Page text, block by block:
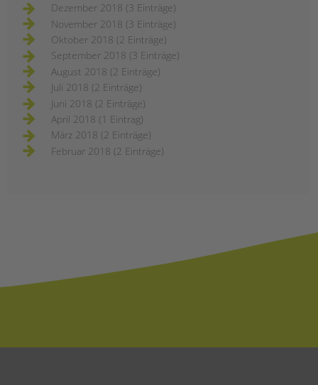
Dezember 2018 (3 Einträge)
November 2018 (3 Einträge)
Oktober 2018 (2 Einträge)
September 2018 (3 Einträge)
August 2018 (2 Einträge)
Juli 2018 (2 Einträge)
Juni 2018 (2 Einträge)
April 2018 (1 Eintrag)
März 2018 (2 Einträge)
Februar 2018 (2 Einträge)